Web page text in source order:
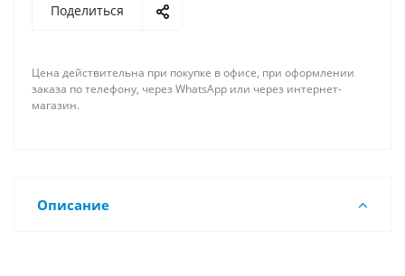
Поделиться
Цена действительна при покупке в офисе, при оформлении
заказа по телефону, через WhatsApp или через интернет-
магазин.
Описание